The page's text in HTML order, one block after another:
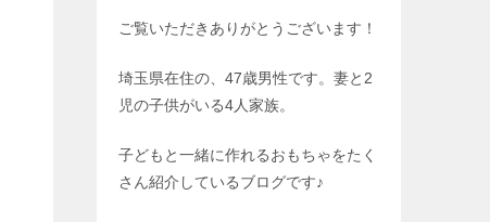
ご覧いただきありがとうございます！
埼玉県在住の、47歳男性です。妻と2
児の子供がいる4人家族。
子どもと一緒に作れるおもちゃをたく
さん紹介しているブログです♪